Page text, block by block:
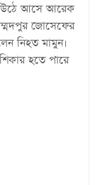
উঠে আসে আরেক
জোসেফের
নিহত মামুন।
হতে পারে